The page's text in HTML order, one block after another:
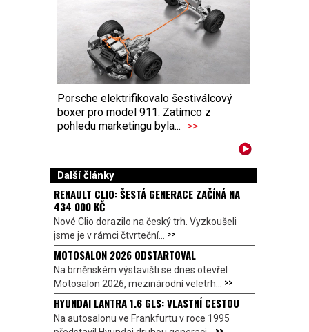
Porsche elektrifikovalo šestiválcový
boxer pro model 911. Zatímco z
pohledu marketingu byla... >>
Další články
RENAULT CLIO: ŠESTÁ GENERACE ZAČÍNÁ NA
434 000 KČ
Nové Clio dorazilo na český trh. Vyzkoušeli
jsme je v rámci čtvrteční... >>
MOTOSALON 2026 ODSTARTOVAL
Na brněnském výstavišti se dnes otevřel
Motosalon 2026, mezinárodní veletrh... >>
HYUNDAI LANTRA 1.6 GLS: VLASTNÍ CESTOU
Na autosalonu ve Frankfurtu v roce 1995